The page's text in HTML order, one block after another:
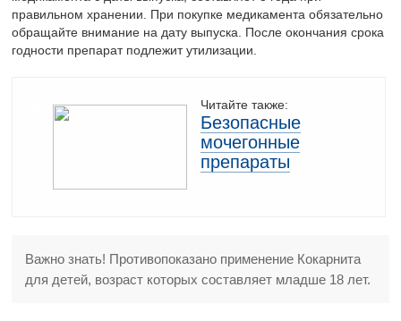
правильном хранении. При покупке медикамента обязательно
обращайте внимание на дату выпуска. После окончания срока
годности препарат подлежит утилизации.
Читайте также:
Безопасные
мочегонные
препараты
Важно знать! Противопоказано применение Кокарнита
для детей, возраст которых составляет младше 18 лет.